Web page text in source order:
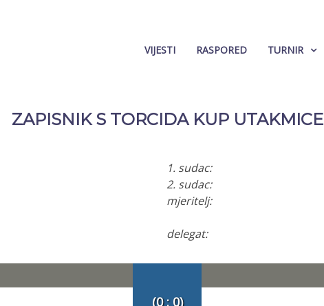
VIJESTI RASPORED TURNIR
ZAPISNIK S TORCIDA KUP UTAKMICE
1. sudac:
2. sudac:
mjeritelj:
delegat:
(0 : 0)